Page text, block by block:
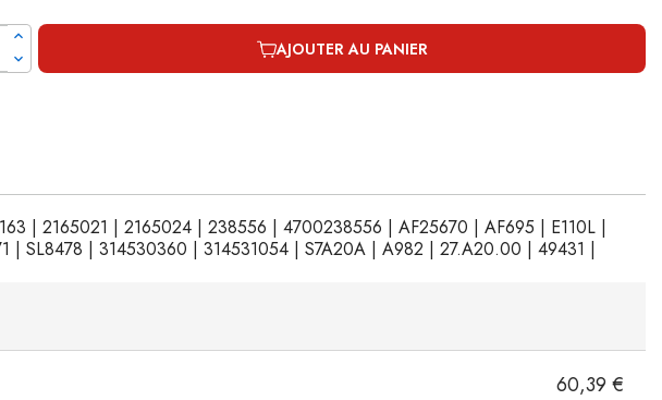
AJOUTER AU PANIER
| 2165021 | 2165024 | 238556 | 4700238556 | AF25670 | AF695 | E110L |
| SL8478 | 314530360 | 314531054 | S7A20A | A982 | 27.A20.00 | 49431 |
60,39 €